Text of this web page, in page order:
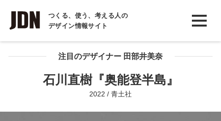
つくる、使う、考える人の
デザイン情報サイト
INTERVIEW
インタビュー
REPORT注目のデザイナー 田部井美奈
石川直樹『奥能登半島』
2022 / 青土社